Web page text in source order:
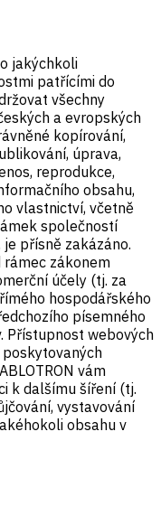
jakýchkoli
patřícími do
všechny
a evropských
kopírování,
úprava,
reprodukce,
obsahu,
vlastnictví, včetně
společností
je přísně zakázáno.
zákonem
účely (tj. za
hospodářského
písemného
Přístupnost webových
vám
k dalšímu šíření (tj.
vystavování
obsahu v